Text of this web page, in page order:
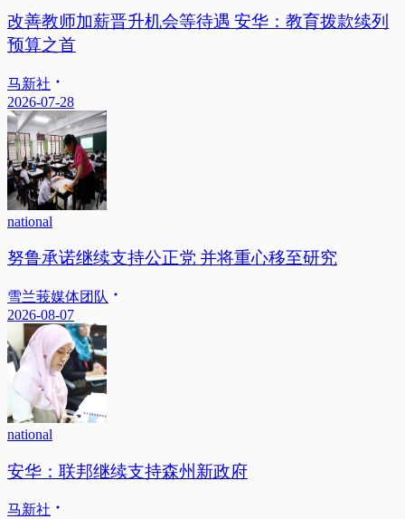
改善教师加薪晋升机会等待遇 安华：教育拨款续列
预算之首
马新社
2026-07-28
national
努鲁承诺继续支持公正党 并将重心移至研究
雪兰莪媒体团队
2026-08-07
national
安华：联邦继续支持森州新政府
马新社